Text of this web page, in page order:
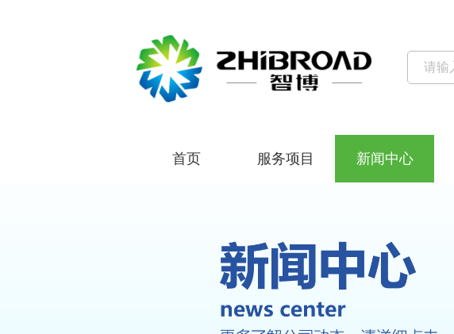
首页 服务项目 新闻中心